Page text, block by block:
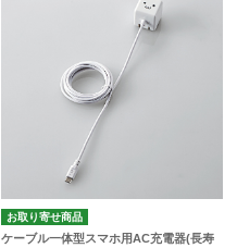
お取り寄せ商品
ケーブル一体型スマホ用AC充電器(長寿